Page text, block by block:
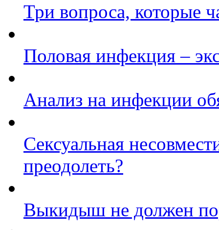
Три вопроса, которые
Половая инфекция –
Анализ на инфекции
Сексуальная
преодолеть?
Выкидыш не должен